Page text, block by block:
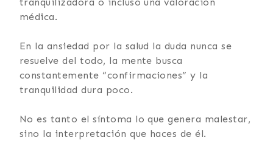
médica.
En la ansiedad por la salud la duda nunca se
resuelve del todo, la mente busca
constantemente “confirmaciones” y la
tranquilidad dura poco.
No es tanto el síntoma lo que genera malestar,
sino la interpretación que haces de él.